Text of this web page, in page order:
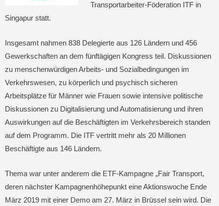
Transportarbeiter-Föderation ITF in
Singapur statt.
Insgesamt nahmen 838 Delegierte aus 126 Ländern und 456
Gewerkschaften an dem fünftägigen Kongress teil. Diskussionen
zu menschenwürdigen Arbeits- und Sozialbedingungen im
Verkehrswesen, zu körperlich und psychisch sicheren
Arbeitsplätze für Männer wie Frauen sowie intensive politische
Diskussionen zu Digitalisierung und Automatisierung und ihren
Auswirkungen auf die Beschäftigten im Verkehrsbereich standen
auf dem Programm. Die ITF vertritt mehr als 20 Millionen
Beschäftigte aus 146 Ländern.
Thema war unter anderem die ETF-Kampagne „Fair Transport,
deren nächster Kampagnenhöhepunkt eine Aktionswoche Ende
März 2019 mit einer Demo am 27. März in Brüssel sein wird. Die